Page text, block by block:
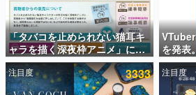
ゲームの企画書
名作ゲームクリエイターの方
聞きし、ヒットする企画（ゲ
きます。
赫本
この物語を解いてはいけない
の形をした短編ホラー小説集で
「タバコを止められない猫耳キ
ャラを描く深夜枠アニメ」に視
聴者の一部から批判意見。違法
薬物の使用と思しき描写も含め
て、BPOが議論を交わす
を発表
日15時
注目度 3333 注目度